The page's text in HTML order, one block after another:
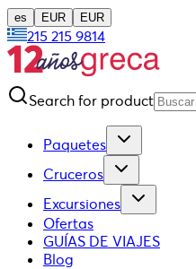
es EUR EUR
215 215 9814
Search for product
Paquetes
Cruceros
Excursiones
Ofertas
GUÍAS DE VIAJES
Blog